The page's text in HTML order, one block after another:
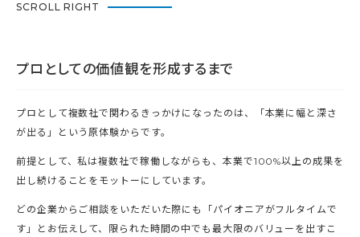
SCROLL RIGHT
プロとしての価値観を形成するまで
プロとして複数社で関わるきっかけになったのは、「本業に幅と深さ
が出る」という原体験からです。
前提として、私は複数社で稼働しながらも、本業で100%以上の成果を
出し続けることをモットーにしています。
どの企業からご相談をいただいた際にも「パイオニアがフルタイムで
す」とお伝えして、限られた時間の中でも最大限のバリューを出すこ